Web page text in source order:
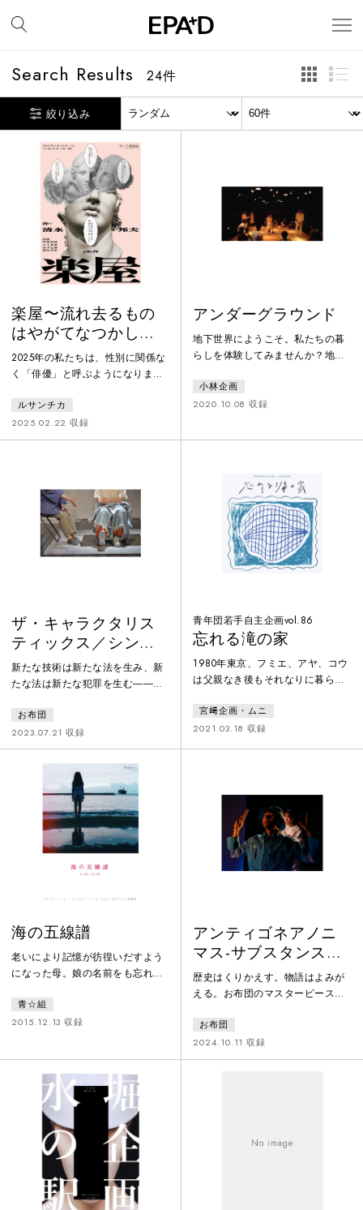
Search Results 24件
絞り込み
楽屋〜流れ去るもの
はやがてなつかし
き〜
2025年の私たちは、性別に関係な
く「俳優」と呼ぶようになりまし
に積み重ねられてきた努力の一つ
です。『楽屋』には四人の「女
優」が登場します。1977年当時の
ない。けれど、その苦しみを「人
間」のものとして受け取ることは
できるかもしれません。そのよう
な１つの新しい挑戦として『楽
屋』を上演します。
ルサンチカ
2025.02.22 収録
アンダーグラウンド
地下世界にようこそ。私たちの暮
らしを体験してみませんか？地上
す。フィクションで描かれる地下
世界が好きです。それは、人々が
るから。一方、現実では否応なく
も。今回は、どんなに嘘をついて
も生々しい演劇を使って、お芝居
という共同体を作ってみます。
小林企画
2020.10.08 収録
ザ・キャラクタリス
ティックス／シンダ
ー・オブ・プロメテ
ウス
新たな技術は新たな法を生み、新
たな法は新たな犯罪を生む――。
ーク）と呼ばれる未来の社会共同
体。ある日、派遣社員である
「私」は、ニュースの中に自らが
働く医療施設の名前を見つける。
それはある収容者の死亡事故だっ
た。だが、事件の姿は調べるうち
に変貌し、過去へ遡る物語は次第
に全く別の様相を見せてゆく…。
生＝労働＝尊厳＝価値？ 現代社
会を生きる私たちの等しさを巡る
ブラックユーモ
お布団
2023.07.21 収録
青年団若手自主企画vol.86
忘れる滝の家
1980年東京、フミエ、アヤ、コウ
は父親なき後もそれなりに暮らし
れなくなる。洞窟を訪れ、ヘビに
出会い、姿を変えられたコウ。
言い出すが。40年前、40年後の世
界が同時進行する、同時多発SF郷
愁ロードームービー演劇。
宮﨑企画・ムニ
2021.03.18 収録
海の五線譜
老いにより記憶が彷徨いだすよう
になった母。娘の名前をも忘れる
出すようになる。だがその初恋
は、夫とは違う男性との思い出だ
は？舞台となるのは、宮崎と湘
南、そして二つの地を繋ぐ海。こ
れは、ある男と女の物語。母と娘
の視点で、家族の心の揺れと再生
が描かれる。劇団初のツアーとな
る宮崎で幕をあけた作品の、東京
凱旋公演を撮影。
青☆組
2015.12.13 収録
アンティゴネアノニ
マス-サブスタンス／
浄化する帝国
歴史はくりかえす。物語はよみが
える。お布団のマスターピース、
スが書いたアンティゴネと、それ
を改作したブレヒトのアンティゴ
ネ。ふたつを元に想像された、新
こう側（フィクション）の戦争
お布団
2024.10.11 収録